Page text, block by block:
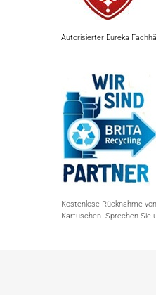
Autorisierter Eureka
Kostenlose Rücknahme
Kartuschen. Sprechen Sie